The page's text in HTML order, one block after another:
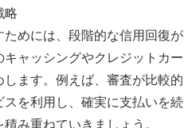
略
めには、段階的な信用回復が
ャッシングやクレジットカー
します。例えば、審査が比較的
を利用し、確実に支払いを続
み重ねていきましょう。